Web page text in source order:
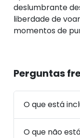
deslumbrante
liberdade de
momentos de
Perguntas
O que está
O que não